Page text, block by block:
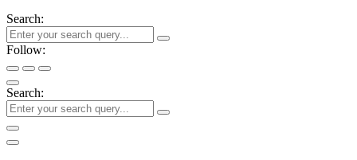
Search:
Follow:
Search: